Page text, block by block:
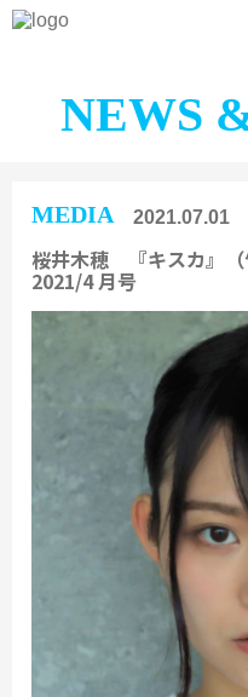
NEWS
MEDIA 2021.07.01
桜井木穂 『キスカ』（
2021/4 月号